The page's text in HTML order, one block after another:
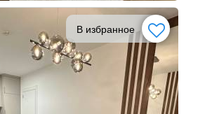
В избранное